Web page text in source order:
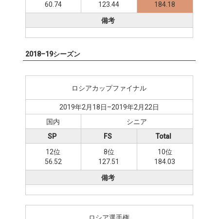
60.74
123.44
184.18
備考
2018–19シーズン
ロシアカップファイナル
2019年2月18日–2019年2月22日
国内
シニア
SP
12位
56.52
FS
8位
127.51
Total
10位
184.03
備考